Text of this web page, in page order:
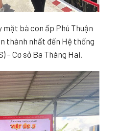
mặt bà con ấp Phú Thuận
thành nhất đến Hệ thống
– Cơ sở Ba Tháng Hai.